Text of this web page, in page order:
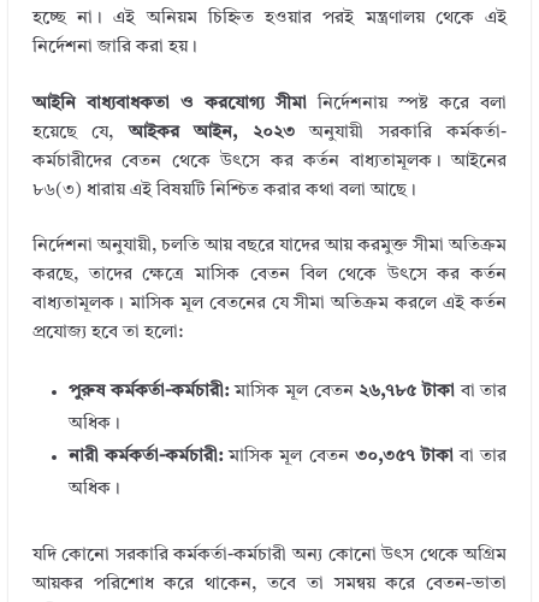
হচ্ছে না। এই অনিয়ম চিহ্নিত হওয়ার পরই মন্ত্রণালয় থেকে এই
নির্দেশনা জারি করা হয়।
আইনি বাধ্যবাধকতা ও করযোগ্য সীমা নির্দেশনায় স্পষ্ট করে বলা
হয়েছে যে,আইকর আইন, ২০২৩অনুযায়ী সরকারি কর্মকর্তা-
কর্মচারীদের বেতন থেকে উৎসে কর কর্তন বাধ্যতামূলক। আইনের
৮৬(৩) ধারায় এই বিষয়টি নিশ্চিত করার কথা বলা আছে।
নির্দেশনা অনুযায়ী, চলতি আয় বছরে যাদের আয় করমুক্ত সীমা অতিক্রম
করছে, তাদের ক্ষেত্রে মাসিক বেতন বিল থেকে উৎসে কর কর্তন
বাধ্যতামূলক। মাসিক মূল বেতনের যে সীমা অতিক্রম করলে এই কর্তন
প্রযোজ্য হবে তা হলো:
পুরুষ কর্মকর্তা-কর্মচারী:মাসিক মূল বেতন ২৬,৭৮৫ টাকাবা তার
অধিক।
নারী কর্মকর্তা-কর্মচারী:মাসিক মূল বেতন ৩০,৩৫৭ টাকাবা তার
অধিক।
যদি কোনো সরকারি কর্মকর্তা-কর্মচারী অন্য কোনো উৎস থেকে অগ্রিম
আয়কর পরিশোধ করে থাকেন, তবে তা সমন্বয় করে বেতন-ভাতা